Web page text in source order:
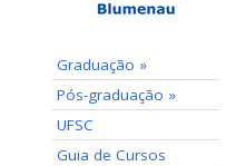
Graduação »
Pós-graduação »
UFSC
Guia de Cursos